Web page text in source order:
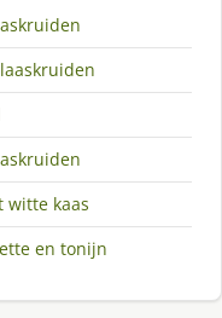
witte kaas
en tonijn